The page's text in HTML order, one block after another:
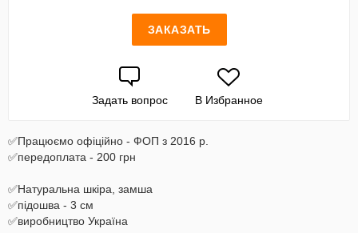
ЗАКАЗАТЬ
Задать вопрос В Избранное
✅Працюємо офіційно - ФОП з 2016 р.
✅передоплата - 200 грн
✅Натуральна шкіра, замша
✅підошва - 3 см
✅виробництво Україна